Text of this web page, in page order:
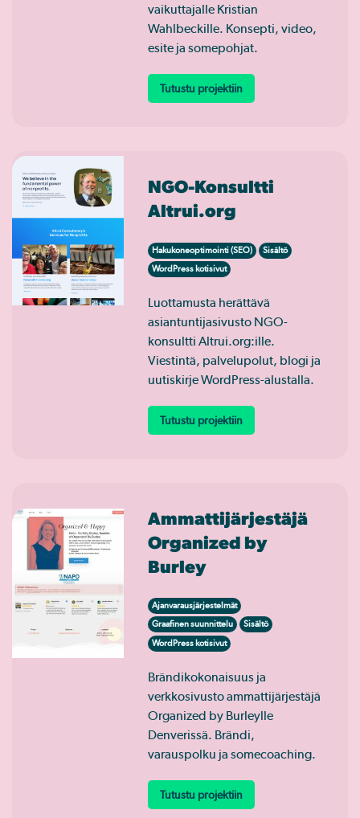
vaikuttajalle Kristian
Wahlbeckille. Konsepti, video,
esite ja somepohjat.
Tutustu projektiin
NGO-Konsultti
Altrui.org
Hakukoneoptimointi (SEO)
Sisältö
WordPress kotisivut
Luottamusta herättävä
asiantuntijasivusto NGO-
konsultti Altrui.org:ille.
Viestintä, palvelupolut, blogi ja
uutiskirje WordPress-alustalla.
Tutustu projektiin
Ammattijärjestäjä
Organized by
Burley
Ajanvarausjärjestelmät
Graafinen suunnittelu
Sisältö
WordPress kotisivut
Brändikokonaisuus ja
verkkosivusto ammattijärjestäjä
Organized by Burleylle
Denverissä. Brändi,
varauspolku ja somecoaching.
Tutustu projektiin